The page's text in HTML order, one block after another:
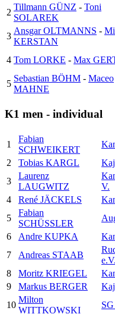
2
Tillmann GÜNZ - Toni
SOLAREK
3
Ansgar OLTMANNS -
KERSTAN
4 Tom LORKE - Max
5
Sebastian BÖHM - Maceo
MAHNE
K1 men - individual
1
Fabian
SCHWEIKERT
2
Tobias KARGL
3
Laurenz
LAUGWITZ
V.
4
René JÄCKELS
5
Fabian
SCHÜSSLER
6
Andre KUPKA
7
Andreas STAAB
e.V.
8
Moritz KRIEGEL
9
Markus BERGER
10
Milton
WITTKOWSKI